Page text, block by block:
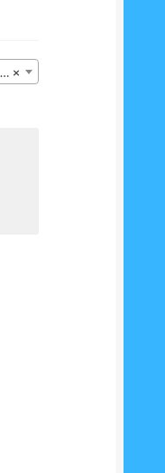
×